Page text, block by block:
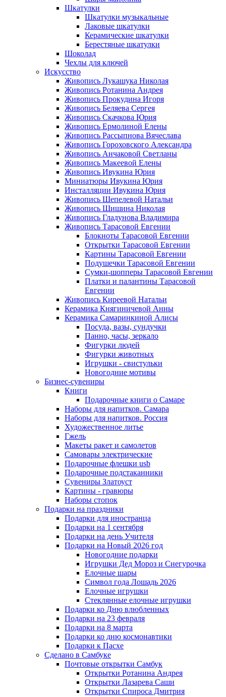
Шкатулки
Шкатулки музыкальные
Лаковые шкатулки
Керамические шкатулки
Берестяные шкатулки
Шоколад
Чехлы для ключей
Искусство
Живопись Лукашука Николая
Живопись Ротанина Андрея
Живопись Прокудина Игоря
Живопись Беляева Сергея
Живопись Скачкова Юрия
Живопись Ермолиной Елены
Живопись Рассыпнова Вячеслава
Живопись Гороховского Александра
Живопись Анчаковой Светланы
Живопись Макеевой Елены
Живопись Ивукина Юрия
Миниатюры Ивукина Юрия
Инсталляции Ивукина Юрия
Живопись Шепелевой Натальи
Живопись Шишина Николая
Живопись Гладунова Владимира
Живопись Тарасовой Евгении
Блокноты Тарасовой Евгении
Открытки Тарасовой Евгении
Картины Тарасовой Евгении
Подушечки Тарасовой Евгении
Сумки-шопперы Тарасовой Евгении
Платки и палантины Тарасовой
Евгении
Живопись Киреевой Натальи
Керамика Княгиничевой Анны
Керамика Самаринкиной Алисы
Посуда, вазы, сундучки
Панно, часы, зеркало
Фигурки людей
Фигурки животных
Игрушки - свистульки
Новогодние мотивы
Бизнес-сувениры
Книги
Подарочные книги о Самаре
Наборы для напитков. Самара
Наборы для напитков. Россия
Художественное литье
Гжель
Макеты ракет и самолетов
Самовары электрические
Подарочные флешки usb
Подарочные подстаканники
Сувениры Златоуст
Картины - гравюры
Наборы стопок
Подарки на праздники
Подарки для иностранца
Подарки на 1 сентября
Подарки на день Учителя
Подарки на Новый 2026 год
Новогодние подарки
Игрушки Дед Мороз и Снегурочка
Елочные шары
Символ года Лошадь 2026
Елочные игрушки
Стеклянные елочные игрушки
Подарки ко Дню влюбленных
Подарки на 23 февраля
Подарки на 8 марта
Подарки ко дню космонавтики
Подарки к Пасхе
Сделано в Самбуке
Почтовые открытки Самбук
Открытки Ротанина Андрея
Открытки Лазарева Саши
Открытки Спироса Дмитрия